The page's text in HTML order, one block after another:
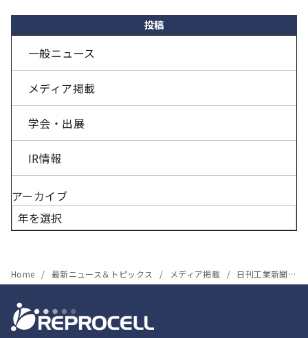
投稿
一般ニュース
メディア掲載
学会・出展
IR情報
アーカイブ
Home 最新ニュース＆トピックス メディア掲載 日刊工業新聞掲載